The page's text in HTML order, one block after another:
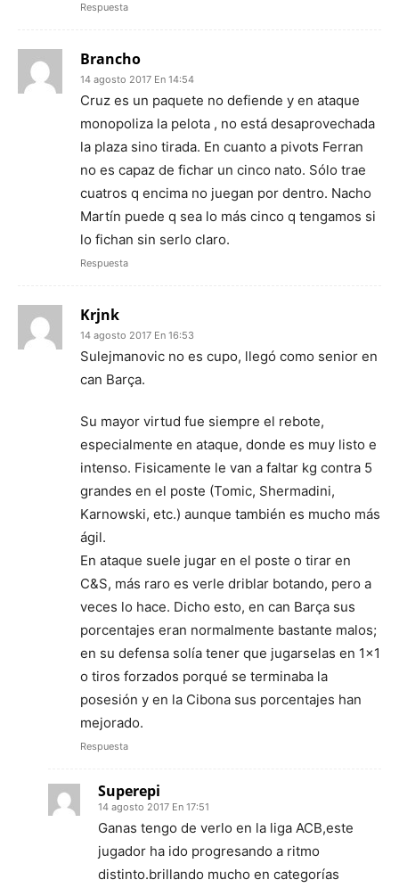
Respuesta
Brancho
14 agosto 2017 En 14:54
Cruz es un paquete no defiende y en ataque
monopoliza la pelota , no está desaprovechada
la plaza sino tirada. En cuanto a pivots Ferran
no es capaz de fichar un cinco nato. Sólo trae
cuatros q encima no juegan por dentro. Nacho
Martín puede q sea lo más cinco q tengamos si
lo fichan sin serlo claro.
Respuesta
Krjnk
14 agosto 2017 En 16:53
Sulejmanovic no es cupo, llegó como senior en
can Barça.
Su mayor virtud fue siempre el rebote,
especialmente en ataque, donde es muy listo e
intenso. Fisicamente le van a faltar kg contra 5
grandes en el poste (Tomic, Shermadini,
Karnowski, etc.) aunque también es mucho más
ágil.
En ataque suele jugar en el poste o tirar en
C&S, más raro es verle driblar botando, pero a
veces lo hace. Dicho esto, en can Barça sus
porcentajes eran normalmente bastante malos;
en su defensa solía tener que jugarselas en 1×1
o tiros forzados porqué se terminaba la
posesión y en la Cibona sus porcentajes han
mejorado.
Respuesta
Superepi
14 agosto 2017 En 17:51
Ganas tengo de verlo en la liga ACB,este
jugador ha ido progresando a ritmo
distinto.brillando mucho en categorías